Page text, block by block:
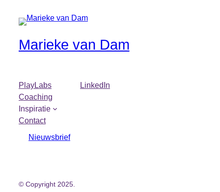
Marieke van Dam
PlayLabs
Coaching
Inspiratie
Contact
Nieuwsbrief
LinkedIn
© Copyright 2025.